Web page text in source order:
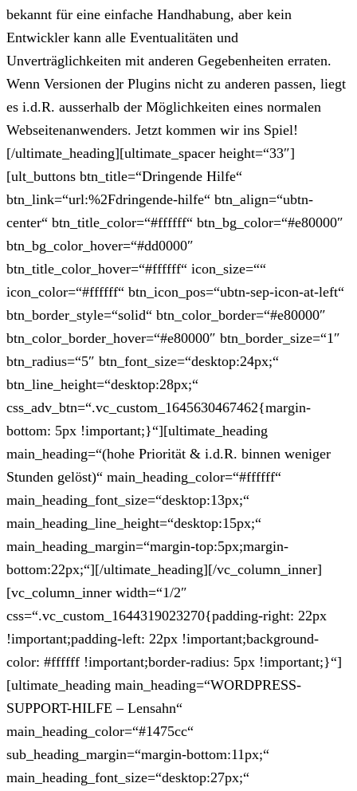
bekannt für eine einfache Handhabung, aber kein
Entwickler kann alle Eventualitäten und
Unverträglichkeiten mit anderen Gegebenheiten erraten.
Wenn Versionen der Plugins nicht zu anderen passen, liegt
es i.d.R. ausserhalb der Möglichkeiten eines normalen
Webseitenanwenders. Jetzt kommen wir ins Spiel!
[/ultimate_heading][ultimate_spacer height=“33″]
[ult_buttons btn_title=“Dringende Hilfe“
btn_link=“url:%2Fdringende-hilfe“ btn_align=“ubtn-
center“ btn_title_color=“#ffffff“ btn_bg_color=“#e80000″
btn_bg_color_hover=“#dd0000″
btn_title_color_hover=“#ffffff“ icon_size=““
icon_color=“#ffffff“ btn_icon_pos=“ubtn-sep-icon-at-left“
btn_border_style=“solid“ btn_color_border=“#e80000″
btn_color_border_hover=“#e80000″ btn_border_size=“1″
btn_radius=“5″ btn_font_size=“desktop:24px;“
btn_line_height=“desktop:28px;“
css_adv_btn=“.vc_custom_1645630467462{margin-
bottom: 5px !important;}“][ultimate_heading
main_heading=“(hohe Priorität & i.d.R. binnen weniger
Stunden gelöst)“ main_heading_color=“#ffffff“
main_heading_font_size=“desktop:13px;“
main_heading_line_height=“desktop:15px;“
main_heading_margin=“margin-top:5px;margin-
bottom:22px;“][/ultimate_heading][/vc_column_inner]
[vc_column_inner width=“1/2″
css=“.vc_custom_1644319023270{padding-right: 22px
!important;padding-left: 22px !important;background-
color: #ffffff !important;border-radius: 5px !important;}“]
[ultimate_heading main_heading=“WORDPRESS-
SUPPORT-HILFE – Lensahn“
main_heading_color=“#1475cc“
sub_heading_margin=“margin-bottom:11px;“
main_heading_font_size=“desktop:27px;“